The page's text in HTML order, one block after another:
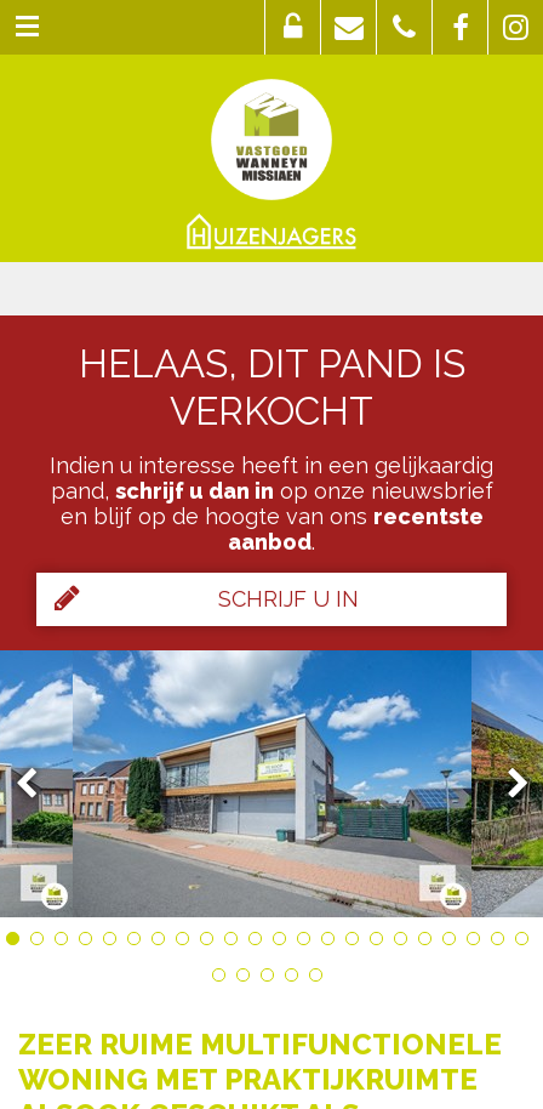
HELAAS, DIT PAND IS
VERKOCHT
Indien u interesse heeft in een gelijkaardig
pand, schrijf u dan in op onze nieuwsbrief
en blijf op de hoogte van ons recentste
aanbod.
SCHRIJF U IN
ZEER RUIME MULTIFUNCTIONELE
WONING MET PRAKTIJKRUIMTE